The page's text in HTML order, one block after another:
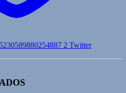
2 Twitter